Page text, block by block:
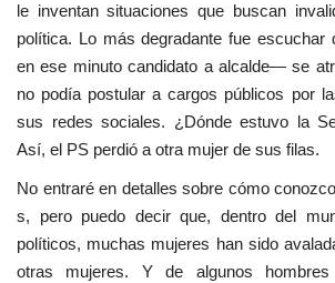
le inventan situaciones que buscan
política. Lo más degradante fue
en ese minuto candidato a alcalde— se
no podía postular a cargos públicos por
sus redes sociales. ¿Dónde estuvo la
Así, el PS perdió a otra mujer de sus filas.
No entraré en detalles sobre cómo
s, pero puedo decir que, dentro del
políticos, muchas mujeres han sido
otras mujeres. Y de algunos hombres